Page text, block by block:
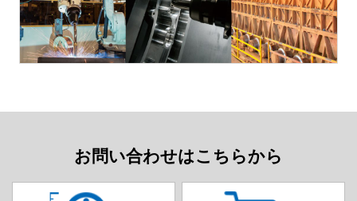
お問い合わせはこちらから